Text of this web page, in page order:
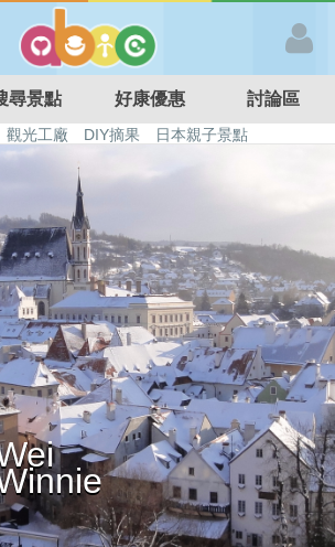
尋景點 好康優惠 討論區
觀光工廠 DIY摘果
日本親子景點
優惠